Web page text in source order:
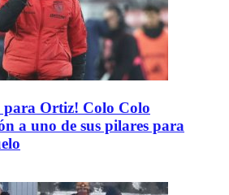
para Ortiz! Colo Colo
a uno de sus pilares para